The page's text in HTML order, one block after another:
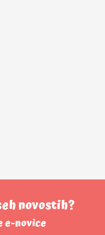
novostih?
e-novice